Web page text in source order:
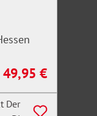
Regulärer Preis:
49,95 €